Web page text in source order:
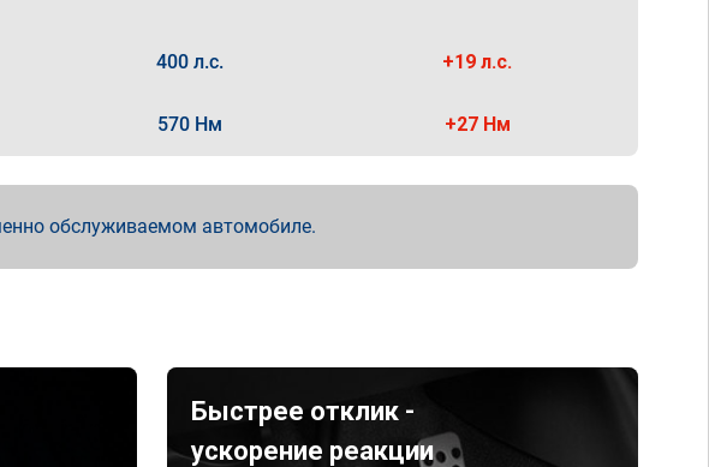
400 л.с. +19 л.с.
570 Нм +27 Нм
обслуживаемом автомобиле.
Быстрее отклик -
ускорение реакции